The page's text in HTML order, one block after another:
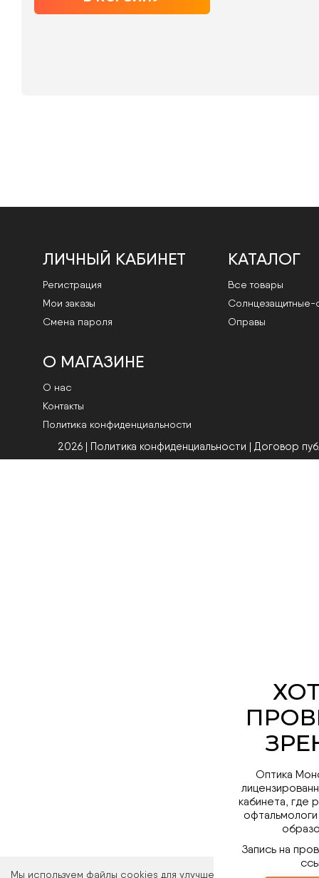
Мы используем файлы cookies для улучшения работы сайта.
ЛИЧНЫЙ КАБИНЕТ
Регистрация
Мои заказы
Смена пароля
КАТАЛОГ
Все товары
Cолнцезащитные-
Оправы
О МАГАЗИНЕ
О нас
Контакты
Политика конфиденциальности
2026 | Политика конфиденциальности | Договор
Оптика
кабинета, где
Запись на